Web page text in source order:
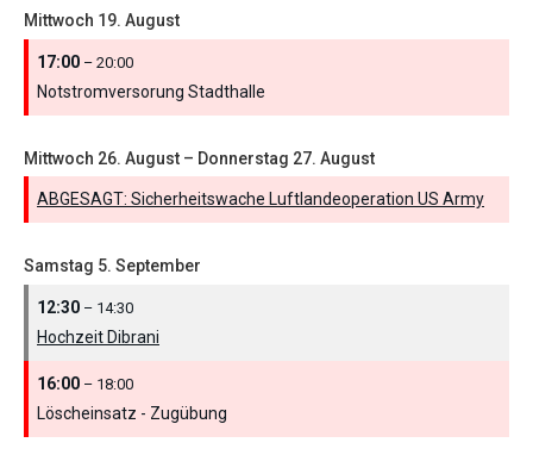
Mittwoch 19. August
17:00 – 20:00
Notstromversorung Stadthalle
Mittwoch 26. August – Donnerstag 27. August
ABGESAGT: Sicherheitswache Luftlandeoperation US Army
Samstag 5. September
12:30 – 14:30
Hochzeit Dibrani
16:00 – 18:00
Löscheinsatz - Zugübung